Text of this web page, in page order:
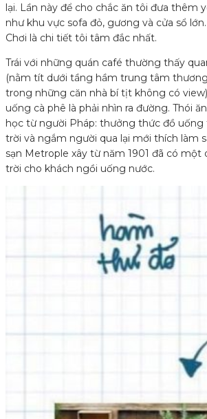
lại. Lần này để cho chắc ăn tôi đưa thêm
như khu vực sofa đỏ, gương và cửa sổ
Chơi là chi tiết tôi tâm đắc nhất.
Trái với những quán café thường thấy
(nằm tít dưới tầng hầm trung tâm
trong những căn nhà bí tịt không có
uống cà phê là phải nhìn ra đường. Thói
học từ người Pháp: thưởng thức đồ uống
trời và ngắm người qua lại mới thích làm
sạn Metrople xây từ năm 1901 đã có một
trời cho khách ngồi uống nước.